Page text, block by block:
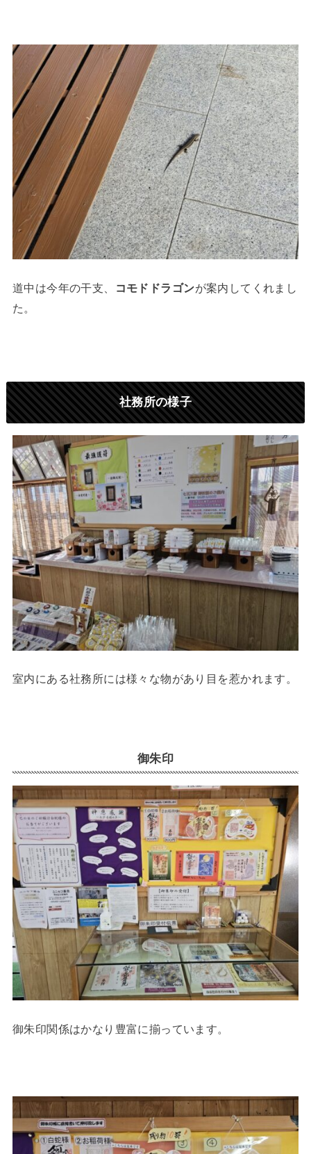
道中は今年の干支、 コモドドラゴンが案内してくれまし
た。
社務所の様子
室内にある社務所には様々な物があり目を惹かれます。
御朱印
御朱印関係はかなり豊富に揃っています。